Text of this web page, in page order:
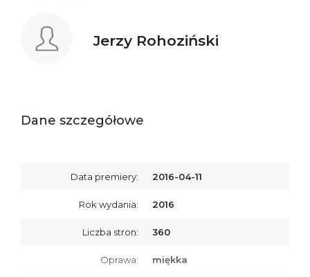
Jerzy Rohoziński
Dane szczegółowe
Data premiery: 2016-04-11
Rok wydania: 2016
Liczba stron: 360
Oprawa: miękka